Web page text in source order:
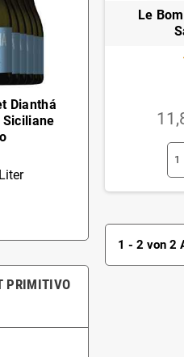
Dianthá
Siciliane
PRIMITIVO
Le
1 - 2 von 2